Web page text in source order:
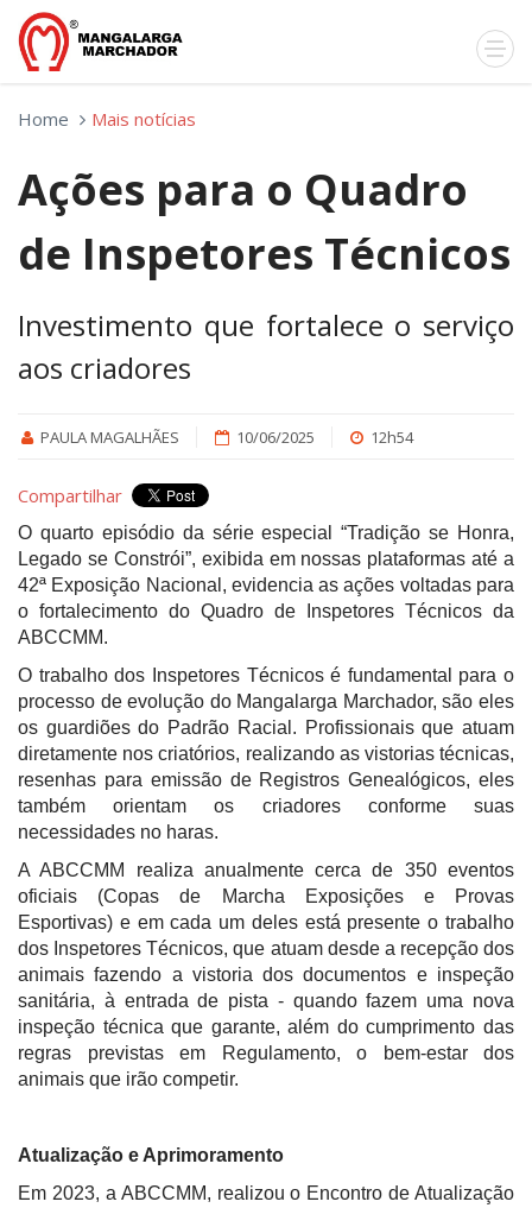
Home Mais notícias
Ações para o Quadro
de Inspetores Técnicos
Investimento que fortalece o serviço
aos criadores
PAULA MAGALHÃES 10/06/2025 12h54
Compartilhar
O quarto episódio da série especial “Tradição se Honra,
Legado se Constrói”, exibida em nossas plataformas até a
42ª Exposição Nacional, evidencia as ações voltadas para
o fortalecimento do Quadro de Inspetores Técnicos da
ABCCMM.
O trabalho dos Inspetores Técnicos é fundamental para o
processo de evolução do Mangalarga Marchador, são eles
os guardiões do Padrão Racial. Profissionais que atuam
diretamente nos criatórios, realizando as vistorias técnicas,
resenhas para emissão de Registros Genealógicos, eles
também orientam os criadores conforme suas
necessidades no haras.
A ABCCMM realiza anualmente cerca de 350 eventos
oficiais (Copas de Marcha Exposições e Provas
Esportivas) e em cada um deles está presente o trabalho
dos Inspetores Técnicos, que atuam desde a recepção dos
animais fazendo a vistoria dos documentos e inspeção
sanitária, à entrada de pista - quando fazem uma nova
inspeção técnica que garante, além do cumprimento das
regras previstas em Regulamento, o bem-estar dos
animais que irão competir.
Atualização e Aprimoramento
Em 2023, a ABCCMM, realizou o Encontro de Atualização